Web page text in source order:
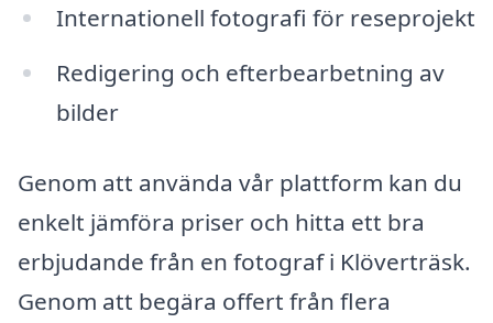
Internationell fotografi för reseprojekt
Redigering och efterbearbetning av
bilder
Genom att använda vår plattform kan du
enkelt jämföra priser och hitta ett bra
erbjudande från en fotograf i Klöverträsk.
Genom att begära offert från flera